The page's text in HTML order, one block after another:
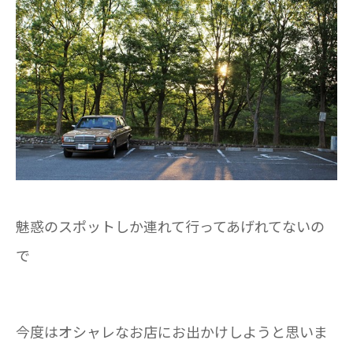
魅惑のスポットしか連れて行ってあげれてないの
で
今度はオシャレなお店にお出かけしようと思いま